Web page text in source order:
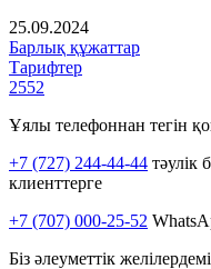
25.09.2024
Барлық құжаттар
Тарифтер
2552
Ұялы телефоннан тегін
+7 (727) 244-44-44 тәулік
клиенттерге
+7 (707) 000-25-52
Біз әлеуметтік